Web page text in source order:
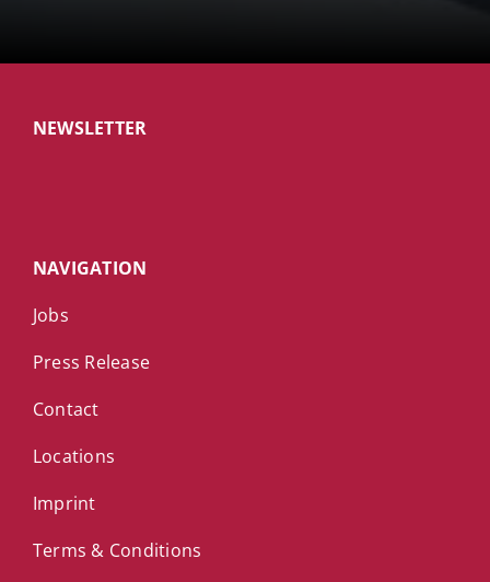
NEWSLETTER
NAVIGATION
Jobs
Press Release
Contact
Locations
Imprint
Terms & Conditions